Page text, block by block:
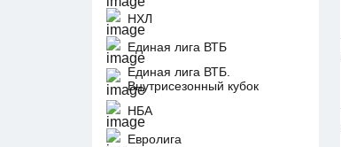
НХЛ
Единая лига ВТБ
Единая лига ВТБ.
Внутрисезонный кубок
НБА
Евролига